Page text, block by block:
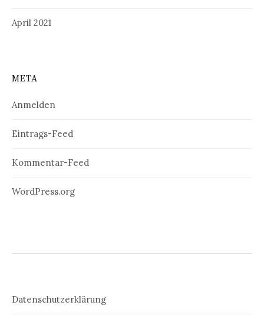
April 2021
META
Anmelden
Eintrags-Feed
Kommentar-Feed
WordPress.org
Datenschutzerklärung